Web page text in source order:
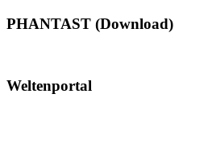
PHANTAST (Download)
Weltenportal